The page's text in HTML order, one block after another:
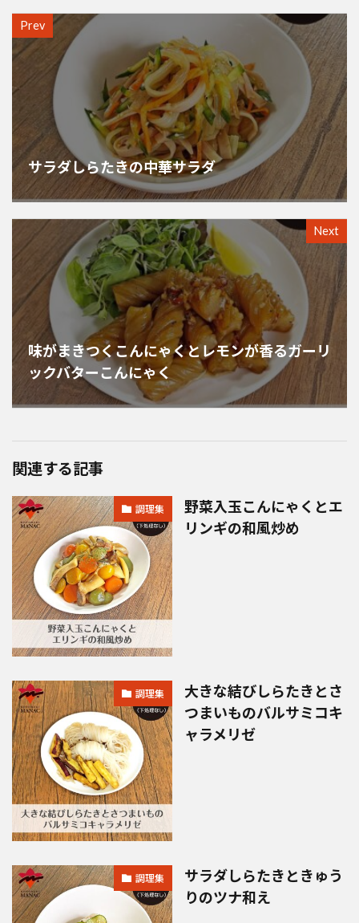
Prev
サラダしらたきの中華サラダ
Next
味がまきつくこんにゃくとレモンが香るガーリ
ックバターこんにゃく
関連する記事
調理集
野菜入玉こんにゃくとエ
リンギの和風炒め
調理集
大きな結びしらたきとさ
つまいものバルサミコキ
ャラメリゼ
調理集
サラダしらたきときゅう
りのツナ和え